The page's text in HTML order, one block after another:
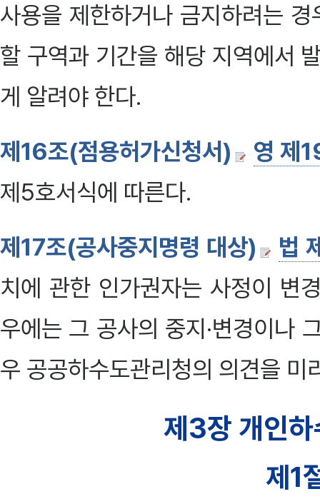
사용을 제한하거나 금지하려는
할 구역과 기간을 해당 지역에서
게 알려야 한다.
제16조(점용허가신청서)
영 제
제5호서식에 따른다.
제17조(공사중지명령 대상)
법
치에 관한 인가권자는 사정이 변
우에는 그 공사의 중지·변경이나
우 공공하수도관리청의 의견을 미
제3장 개인
제1